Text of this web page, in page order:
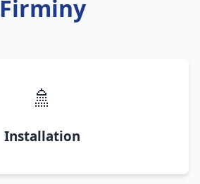
Firminy
🚿
Installation